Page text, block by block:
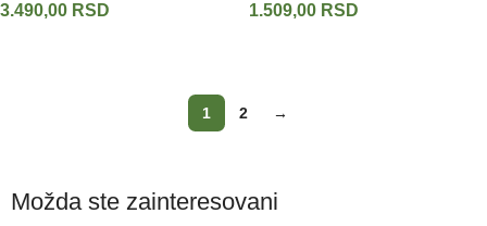
30 ml
3.490,00 RSD
1.509,00 RSD
1 2 →
Možda ste zainteresovani
Antiage
serumi
Čišćenje
lica